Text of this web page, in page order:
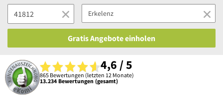
Gratis Angebote einholen
4,6 / 5
865 Bewertungen (letzten 12 Monate)
13.234 Bewertungen (gesamt)